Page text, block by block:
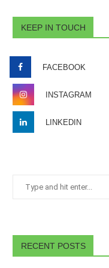
KEEP IN TOUCH
FACEBOOK
INSTAGRAM
LINKEDIN
RECENT POSTS